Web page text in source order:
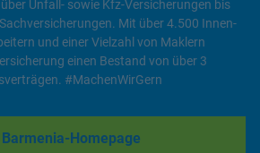
Unfall- sowie Kfz-Versicherungen bis
Mit über 4.500 Innen-
und einer Vielzahl von Maklern
einen Bestand von über 3
#MachenWirGern
Homepage
Link Opens in New Tab